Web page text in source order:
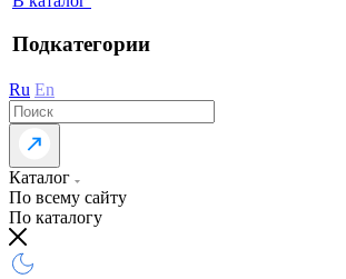
Подкатегории
Ru En
Каталог
По всему сайту
По каталогу